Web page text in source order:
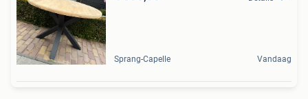
Sprang-Capelle Vandaag